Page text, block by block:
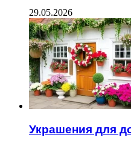
29.05.2026
Украшения для